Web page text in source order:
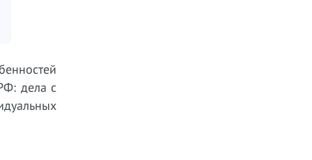
дела с